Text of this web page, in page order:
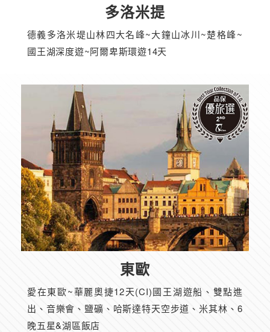
多洛米提
德義多洛米堤山林四大名峰~大鐘山冰川~楚格峰~
國王湖深度遊~阿爾卑斯環遊14天
東歐
愛在東歐~華麗奧捷12天(CI)國王湖遊船、雙點進
出、音樂會、鹽礦、哈斯達特天空步道、米其林、6
晚五星&湖區飯店